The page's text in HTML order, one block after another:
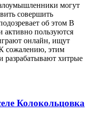
могут
совершить
об этом В
активно пользуются
онлайн, ищут
сожалению, этим
хитрые
Колокольцовка